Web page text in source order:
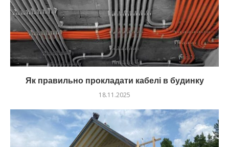
Як правильно прокладати кабелі в будинку
18.11.2025